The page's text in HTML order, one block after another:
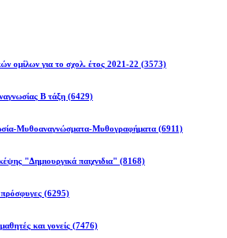
ομίλων για το σχολ. έτος 2021-22 (3573)
Β τάξη (6429)
Μυθοαναγνώσματα-Μυθογραφήματα (6911)
"Δημιουργικά παιχνιδια" (8168)
(6295)
και γονείς (7476)